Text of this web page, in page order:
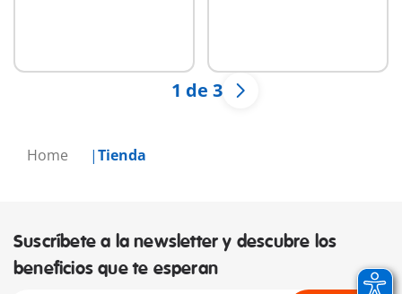
Home Tienda
1 de 3
Suscríbete a la newsletter y descubre los
beneficios que te esperan